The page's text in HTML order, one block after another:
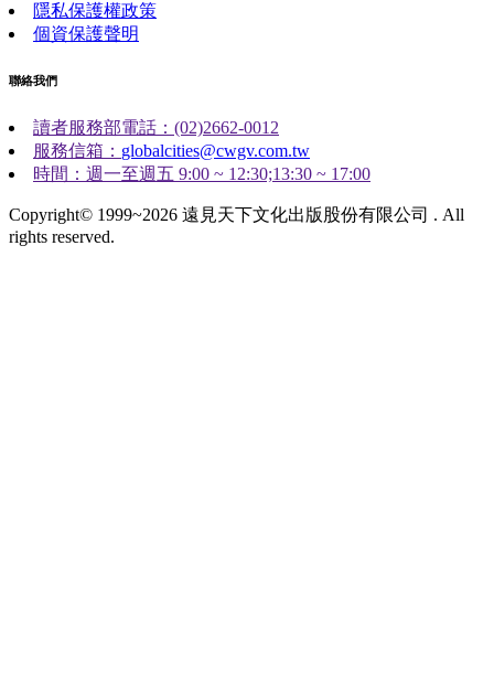
隱私保護權政策
個資保護聲明
聯絡我們
讀者服務部電話：(02)2662-0012
服務信箱： globalcities@cwgv.com.tw
時間：週一至週五 9:00 ~ 12:30;13:30 ~ 17:00
Copyright© 1999~2026 遠見天下文化出版股份有限公司 . All
rights reserved.